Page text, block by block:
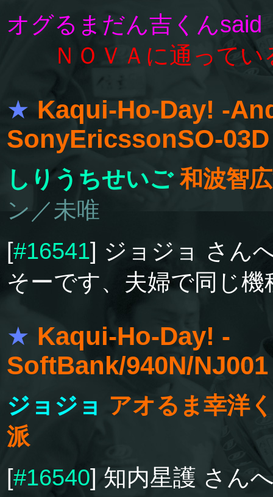
オグるまだん吉くんsaid
ＮＯＶＡに通って
★ Kaqui-Ho-Day! -
SonyEricssonSO-
しりうちせいご 和波智
ン／未唯
[#16541] ジョジョ さん
そーです、夫婦で同じ機
★ Kaqui-Ho-Day! -
SoftBank/940N/
ジョジョ アオるま幸洋
派
[#16540] 知内星護 さん